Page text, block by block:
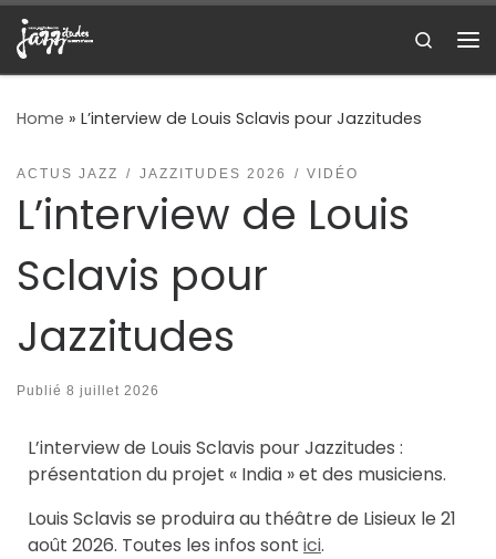
Skip to content
Search
Home » L’interview de Louis Sclavis pour Jazzitudes
ACTUS JAZZ JAZZITUDES 2026 VIDÉO
L’interview de Louis
Sclavis pour
Jazzitudes
Publié 8 juillet 2026
L’interview de Louis Sclavis pour Jazzitudes :
présentation du projet « India » et des musiciens.
Louis Sclavis se produira au théâtre de Lisieux le 21
août 2026. Toutes les infos sont ici.